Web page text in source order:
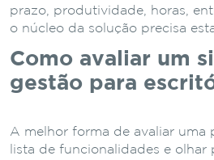
prazo, produtividade, horas,
o núcleo da solução precisa
Como avaliar um
gestão para
A melhor forma de avaliar uma
lista de funcionalidades e olhar